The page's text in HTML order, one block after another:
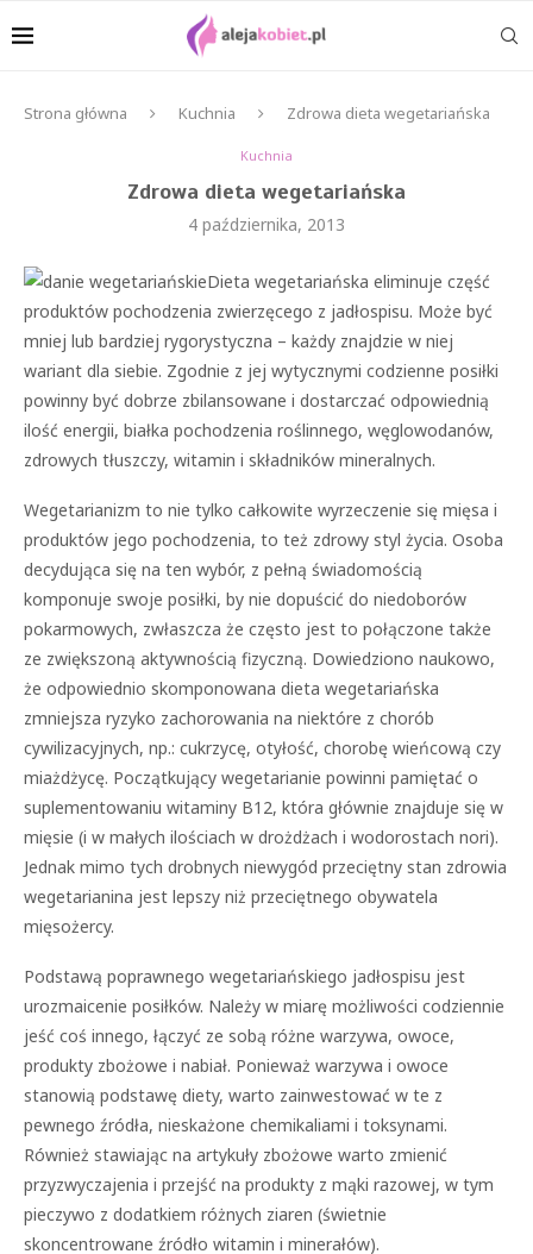
Strona główna Kuchnia Zdrowa dieta wegetariańska
Kuchnia
Zdrowa dieta wegetariańska
4 października, 2013
Dieta wegetariańska eliminuje część
produktów pochodzenia zwierzęcego z jadłospisu. Może być
mniej lub bardziej rygorystyczna – każdy znajdzie w niej
wariant dla siebie. Zgodnie z jej wytycznymi codzienne posiłki
powinny być dobrze zbilansowane i dostarczać odpowiednią
ilość energii, białka pochodzenia roślinnego, węglowodanów,
zdrowych tłuszczy, witamin i składników mineralnych.
Wegetarianizm to nie tylko całkowite wyrzeczenie się mięsa i
produktów jego pochodzenia, to też zdrowy styl życia. Osoba
decydująca się na ten wybór, z pełną świadomością
komponuje swoje posiłki, by nie dopuścić do niedoborów
pokarmowych, zwłaszcza że często jest to połączone także
ze zwiększoną aktywnością fizyczną. Dowiedziono naukowo,
że odpowiednio skomponowana dieta wegetariańska
zmniejsza ryzyko zachorowania na niektóre z chorób
cywilizacyjnych, np.: cukrzycę, otyłość, chorobę wieńcową czy
miażdżycę. Początkujący wegetarianie powinni pamiętać o
suplementowaniu witaminy B12, która głównie znajduje się w
mięsie (i w małych ilościach w drożdżach i wodorostach nori).
Jednak mimo tych drobnych niewygód przeciętny stan zdrowia
wegetarianina jest lepszy niż przeciętnego obywatela
mięsożercy.
Podstawą poprawnego wegetariańskiego jadłospisu jest
urozmaicenie posiłków. Należy w miarę możliwości codziennie
jeść coś innego, łączyć ze sobą różne warzywa, owoce,
produkty zbożowe i nabiał. Ponieważ warzywa i owoce
stanowią podstawę diety, warto zainwestować w te z
pewnego źródła, nieskażone chemikaliami i toksynami.
Również stawiając na artykuły zbożowe warto zmienić
przyzwyczajenia i przejść na produkty z mąki razowej, w tym
pieczywo z dodatkiem różnych ziaren (świetnie
skoncentrowane źródło witamin i minerałów).